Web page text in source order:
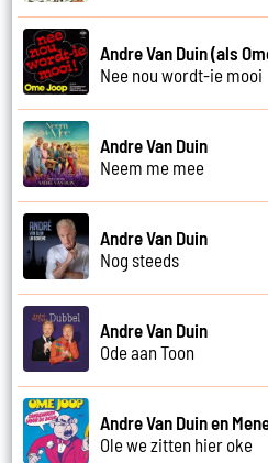
Andre Van Duin (als
Nee nou wordt-ie mooi
Andre Van Duin
Neem me mee
Andre Van Duin
Nog steeds
Andre Van Duin
Ode aan Toon
Andre Van Duin en
Ole we zitten hier oke